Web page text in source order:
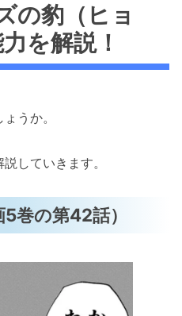
の豹（ヒョ
を解説！
うか。
していきます。
巻の第42話）